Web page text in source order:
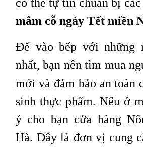
mâm cỗ ngày Tết miền
Để vào bếp với những
nhất, bạn nên tìm mua
mới và đảm bảo an toàn
sinh thực phẩm. Nếu ở
ý cho bạn cửa hàng
Hà. Đây là đơn vị cung